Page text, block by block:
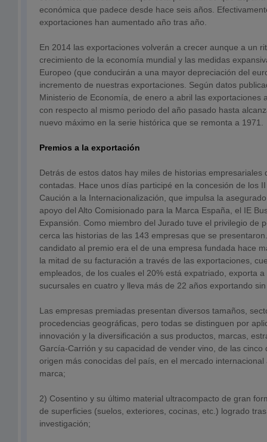
económica que padece desde hace seis años.
exportaciones han aumentado año tras año.
En 2014 las exportaciones volverán a crecer aunque a un
crecimiento de la economía mundial y las medidas
Europeo (que conducirán a una mayor depreciación del
incremento de nuestras exportaciones. Según datos
Ministerio de Economía, de enero a abril las exportaciones
con respecto al mismo periodo del año pasado hasta
nuevo máximo en la serie histórica que se remonta a 1971.
Premios a la exportación
Detrás de estos datos hay miles de historias empresariales
contadas. Hace unos días participé en la concesión de los
Caución a la Internacionalización, que impulsa la
apoyo del Alto Comisionado para la Marca España, el IE
Expansión. Como miembro del Jurado tuve el privilegio de
cerca las historias de las 143 empresas que se
candidato al premio era el de una empresa fundada hace
la mitad de su facturación a través de las exportaciones,
empleados, de los cuales el 20% está expatriado, exporta
sucursales en cuatro y lleva más de 22 años exportando
Las empresas premiadas presentan diversos tamaños,
procedencias geográficas, pero todas se distinguen por
innovación y la diversificación a sus productos, marcas,
García-Carrión y su capacidad de vender vino, de las cinco
origen más conocidas del país, en el mercado
marca;
2) Cosentino y su último material ultracompacto de gran
de superficies (suelos, exteriores, cocinas, etc.) logrado
investigación;